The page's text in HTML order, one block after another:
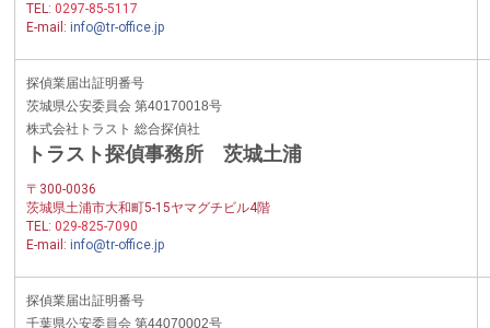
TEL:0297-85-5117
E-mail:info@tr-office.jp
探偵業届出証明番号
茨城県公安委員会 第40170018号
株式会社トラスト 総合探偵社
トラスト探偵事務所 茨城土浦
〒300-0036
茨城県土浦市大和町5-15ヤマグチビル4階
TEL:029-825-7090
E-mail:info@tr-office.jp
探偵業届出証明番号
千葉県公安委員会 第44070002号